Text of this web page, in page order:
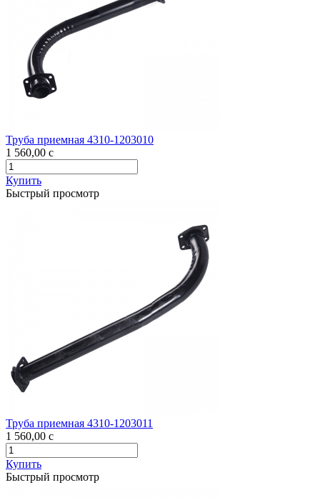
Труба приемная 4310-1203010
1 560,00 c
Купить
Быстрый просмотр
Труба приемная 4310-1203011
1 560,00 c
Купить
Быстрый просмотр